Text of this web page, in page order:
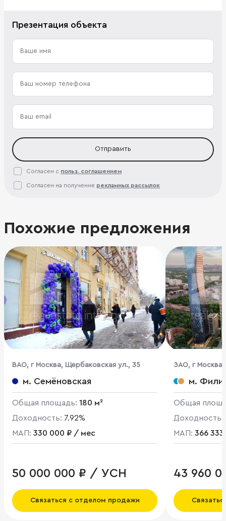
Презентация объекта
Отправить
Согласен с польз. соглашением
Согласен на получение рекламных рассылок
Похожие предложения
ВАО, г Москва, Щербаковская ул., 35
м. Семёновская
Общая площадь: 180 м²
Доходность: 7.92%
МАП: 330 000 ₽ / мес
50 000 000 ₽ / УСН
Связаться с отделом продажи
ЗАО, г Москва,
м. Фили
Общая
Доходность:
МАП: 366
43 960